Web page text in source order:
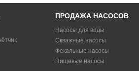
ПРОДАЖА НАСОСОВ
Насосы для воды
Скважные насосы
Фекальные насосы
Пищевые насосы